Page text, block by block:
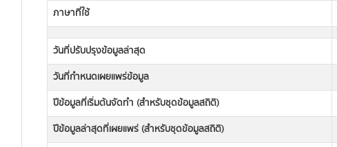
ภาษาที่ใช้
วันที่ปรับปรุงข้อมูลล่าสุด
วันที่กำหนดเผยแพร่ข้อมูล
ปีข้อมูลที่เริ่มต้นจัดทำ (สำหรับชุดข้อมูลสถิติ)
ปีข้อมูลล่าสุดที่เผยแพร่ (สำหรับชุดข้อมูลสถิติ)